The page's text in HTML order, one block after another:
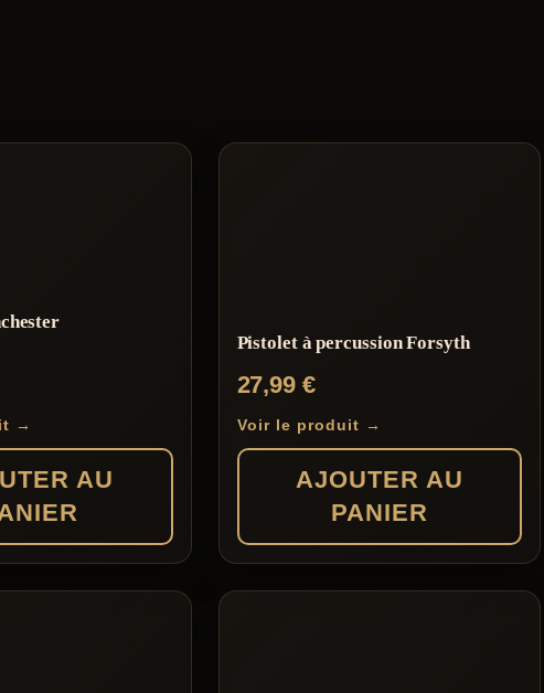
→
AU
Pistolet à percussion Forsyth
27,99 €
Voir le produit →
AJOUTER AU
PANIER